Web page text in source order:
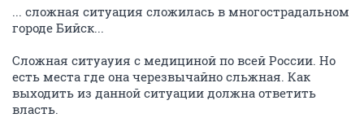
... сложная ситуация сложилась в многострадальном
городе Бийск...
Сложная ситуауия с медициной по всей России. Но
есть места где она черезвычайно сльжная. Как
выходить из данной ситуации должна ответить
власть.